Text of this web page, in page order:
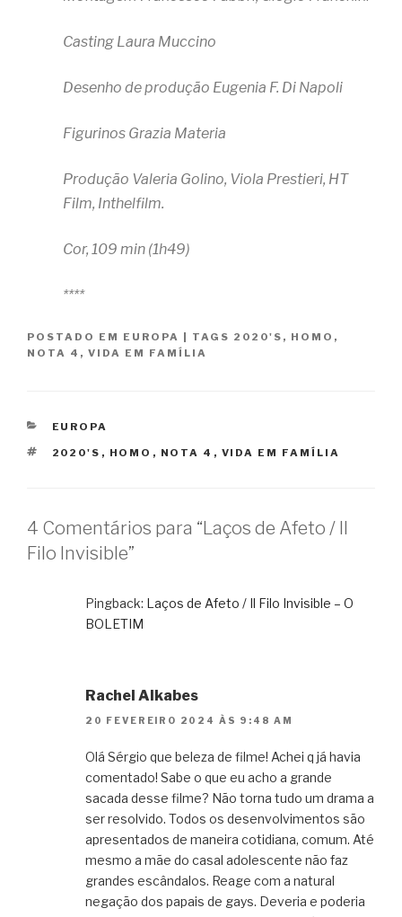
Casting Laura Muccino
Desenho de produção Eugenia F. Di Napoli
Figurinos Grazia Materia
Produção Valeria Golino, Viola Prestieri, HT
Film, Inthelfilm.
Cor, 109 min (1h49)
****
POSTADO EM EUROPA TAGS 2020'S , HOMO ,
NOTA 4 , VIDA EM FAMÍLIA
CATEGORIAS
EUROPA
TAGS
2020'S , HOMO , NOTA 4 , VIDA EM FAMÍLIA
4 Comentários para “Laços de Afeto / Il
Filo Invisible”
Pingback: Laços de Afeto / Il Filo Invisible – O
BOLETIM
Rachel Alkabes
20 FEVEREIRO 2024 ÀS 9:48 AM
Olá Sérgio que beleza de filme! Achei q já havia
comentado! Sabe o que eu acho a grande
sacada desse filme? Não torna tudo um drama a
ser resolvido. Todos os desenvolvimentos são
apresentados de maneira cotidiana, comum. Até
mesmo a mãe do casal adolescente não faz
grandes escândalos. Reage com a natural
negação dos papais de gays. Deveria e poderia